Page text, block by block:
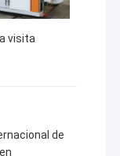
visita
de
foi fundada em
em 2015. The
and become